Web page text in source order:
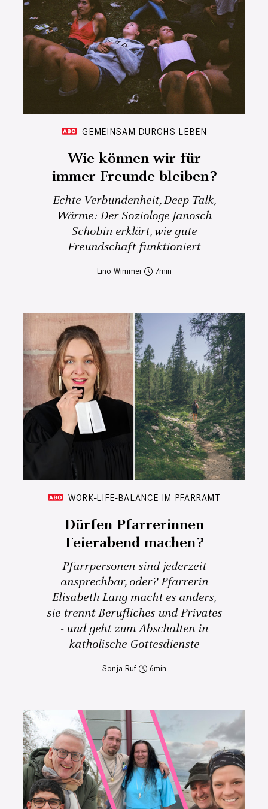
GEMEINSAM DURCHS LEBEN
Wie können wir für
immer Freunde bleiben?
Echte Verbundenheit, Deep Talk,
Wärme: Der Soziologe Janosch
Schobin erklärt, wie gute
Freundschaft funktioniert
Lino Wimmer 7
WORK-LIFE-BALANCE IM PFARRAMT
Dürfen Pfarrerinnen
Feierabend machen?
Pfarrpersonen sind jederzeit
ansprechbar, oder? Pfarrerin
Elisabeth Lang macht es anders,
sie trennt Berufliches und Privates
- und geht zum Abschalten in
katholische Gottesdienste
Sonja Ruf 6